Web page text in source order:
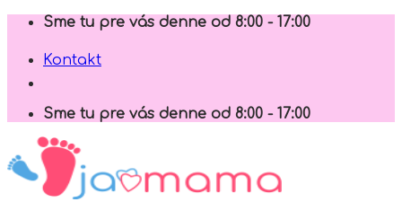
Skip
content
Sme tu pre vás denne od 8:00 - 17:00
Kontakt
Sme tu pre vás denne od 8:00 - 17:00